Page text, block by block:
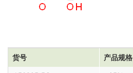
货号 产品规格